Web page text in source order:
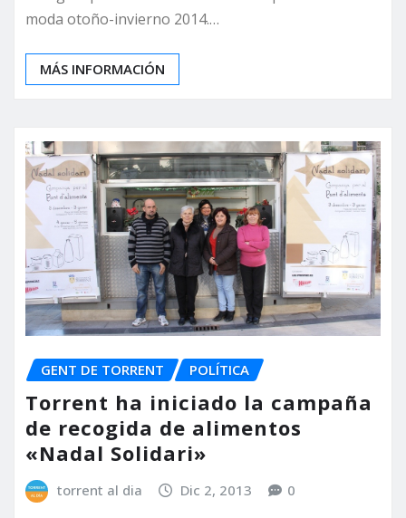
moda otoño-invierno 2014.…
MÁS INFORMACIÓN
GENT DE TORRENT POLÍTICA
Torrent ha iniciado la campaña
de recogida de alimentos
«Nadal Solidari»
torrent al dia Dic 2, 2013 0